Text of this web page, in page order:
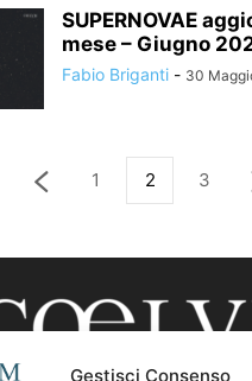
Gestisci Consenso
SUPERNOVAE
mese – Giugno
Fabio Briganti - 30
1 2 3